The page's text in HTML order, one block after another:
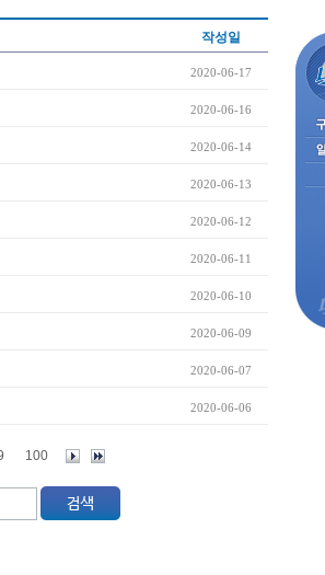
작성일
2020-06-17
2020-06-16
2020-06-14
2020-06-13
2020-06-12
2020-06-11
2020-06-10
2020-06-09
2020-06-07
2020-06-06
100